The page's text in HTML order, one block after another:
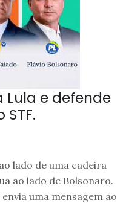
Lula e defende
lado de uma cadeira
ao lado de Bolsonaro.
uma mensagem ao